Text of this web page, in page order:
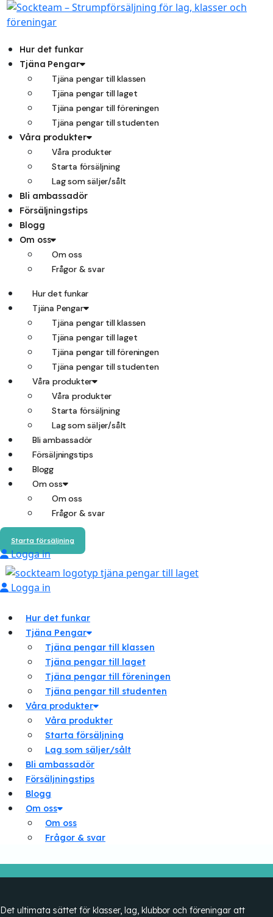
Hoppa
till
Hur det funkar
Tjäna Pengar
Tjäna pengar till klassen
Tjäna pengar till laget
Tjäna pengar till föreningen
Tjäna pengar till studenten
Våra produkter
Våra produkter
Starta försäljning
Lag som säljer/sålt
Bli ambassadör
Försäljningstips
Blogg
Om oss
Om oss
Frågor & svar
Hur det funkar
Tjäna Pengar
Tjäna pengar till klassen
Tjäna pengar till laget
Tjäna pengar till föreningen
Tjäna pengar till studenten
Våra produkter
Våra produkter
Starta försäljning
Lag som säljer/sålt
Bli ambassadör
Försäljningstips
Blogg
Om oss
Om oss
Frågor & svar
Starta försäljning
Logga in
Logga in
Hur det funkar
Tjäna Pengar
Tjäna pengar till klassen
Tjäna pengar till laget
Tjäna pengar till föreningen
Tjäna pengar till studenten
Våra produkter
Våra produkter
Starta försäljning
Lag som säljer/sålt
Bli ambassadör
Försäljningstips
Blogg
Om oss
Om oss
Frågor & svar
Det ultimata sättet för klasser, lag, klubbor och föreningar att